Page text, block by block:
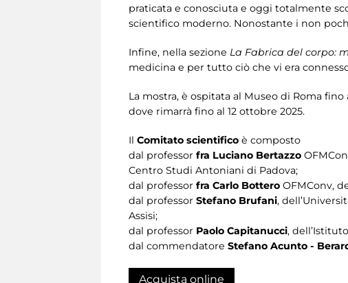
praticata e conosciuta e oggi totalmente
scientifico moderno. Nonostante i non
Infine, nella sezione La Fabrica del corpo:
medicina e per tutto ciò che vi era
La mostra, è ospitata al Museo di Roma
dove rimarrà fino al 12 ottobre 2025.
Il Comitato scientifico è composto
dal professor fra Luciano Bertazzo
Centro Studi Antoniani di Padova;
dal professor fra Carlo Bottero OFMConv,
dal professor Stefano Brufani,
Assisi;
dal professor Paolo Capitanucci,
dal commendatore Stefano Acunto -
Acquista online